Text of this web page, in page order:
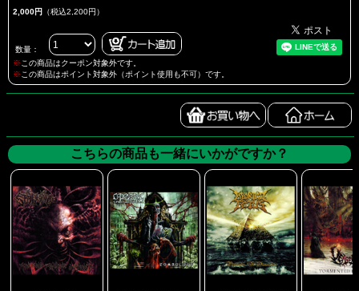
2,000円 （税込2,200円）
数量：
※ この商品はクーポン対象外です。
※ この商品はポイント対象外（ポイント使用も不可）です。
こちらの商品も一緒にいかがですか？